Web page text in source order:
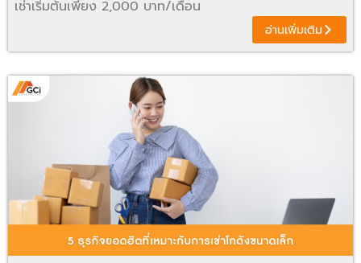
เช่าเริ่มต้นเพียง 2,000 บาท/เดือน
อ่านเพิ่มเติม